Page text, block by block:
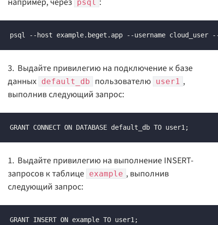
psql
psql --host example.beget.app --username cloud_user
Выдайте привилегию на подключение к базе
данных default_db пользователю user1 ,
выполнив следующий запрос:
GRANT CONNECT ON DATABASE default_db TO user1;
Выдайте привилегию на выполнение INSERT-
запросов к таблице example , выполнив
следующий запрос:
GRANT INSERT ON example TO user1;